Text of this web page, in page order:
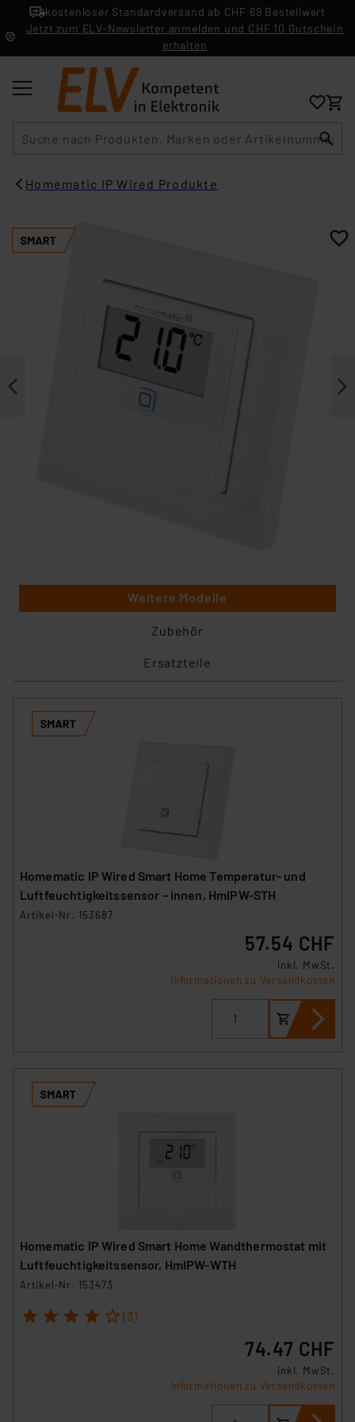
kostenloser Standardversand ab CHF 69 Bestellwert
Jetzt zum ELV-Newsletter anmelden und CHF 10 Gutschein
erhalten
Homematic IP Wired Produkte
Weitere Modelle
Zubehör
Ersatzteile
Homematic IP Wired Smart Home Temperatur- und
Luftfeuchtigkeitssensor – innen, HmIPW-STH
Artikel-Nr. 153687
57.54 CHF
inkl. MwSt.
Informationen zu Versandkosten
Homematic IP Wired Smart Home Wandthermostat mit
Luftfeuchtigkeitssensor, HmIPW-WTH
Artikel-Nr. 153473
1 2 3 4 5 (3)
74.47 CHF
inkl. MwSt.
Informationen zu Versandkosten